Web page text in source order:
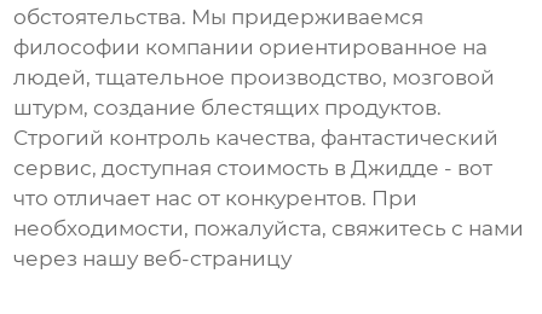
обстоятельства. Мы придерживаемся
философии компании ориентированное на
людей, тщательное производство, мозговой
штурм, создание блестящих продуктов.
Строгий контроль качества, фантастический
сервис, доступная стоимость в Джидде - вот
что отличает нас от конкурентов. При
необходимости, пожалуйста, свяжитесь с нами
через нашу веб-страницу